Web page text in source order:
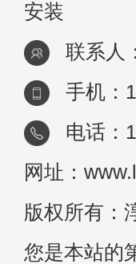
安装
联系人
手机：
电话：
网址：
版权所有：
您是本站的